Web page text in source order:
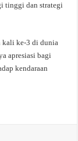
tinggi dan strategi
kali ke-3 di dunia
apresiasi bagi
kendaraan